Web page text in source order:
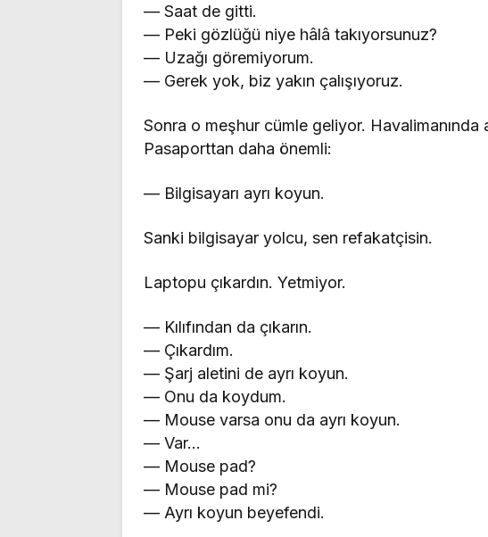
— Saat de gitti.
— Peki gözlüğü niye hâlâ takıyorsunuz?
— Uzağı göremiyorum.
— Gerek yok, biz yakın çalışıyoruz.
Sonra o meşhur cümle geliyor. Havalimanında
Pasaporttan daha önemli:
— Bilgisayarı ayrı koyun.
Sanki bilgisayar yolcu, sen refakatçisin.
Laptopu çıkardın. Yetmiyor.
— Kılıfından da çıkarın.
— Çıkardım.
— Şarj aletini de ayrı koyun.
— Onu da koydum.
— Mouse varsa onu da ayrı koyun.
— Var…
— Mouse pad?
— Mouse pad mi?
— Ayrı koyun beyefendi.